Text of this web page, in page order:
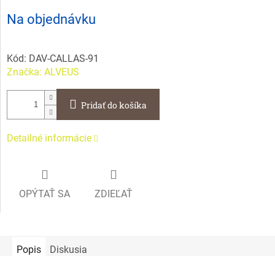
Jednotková
cena:
Na objednávku
Kód: DAV-CALLAS-91
Značka: ALVEUS
Pridať do košíka
Detailné informácie
OPÝTAŤ SA ZDIEĽAŤ
Popis Diskusia